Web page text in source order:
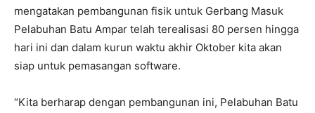
mengatakan pembangunan fisik untuk Gerbang Masuk
Pelabuhan Batu Ampar telah terealisasi 80 persen hingga
hari ini dan dalam kurun waktu akhir Oktober kita akan
siap untuk pemasangan software.
“Kita berharap dengan pembangunan ini, Pelabuhan Batu